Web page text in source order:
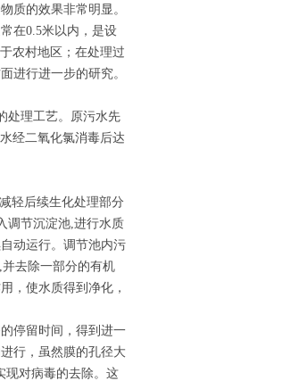
质的效果非常明显。
在0.5米以内，是设
农村地区；在处理过
进行进一步的研究。
处理工艺。原污水先
经二氧化氯消毒后达
轻后续生化处理部分
调节沉淀池,进行水质
动运行。调节池内污
去除一部分的有机
，使水质得到净化，
停留时间，得到进一
行，虽然膜的孔径大
现对病毒的去除。这